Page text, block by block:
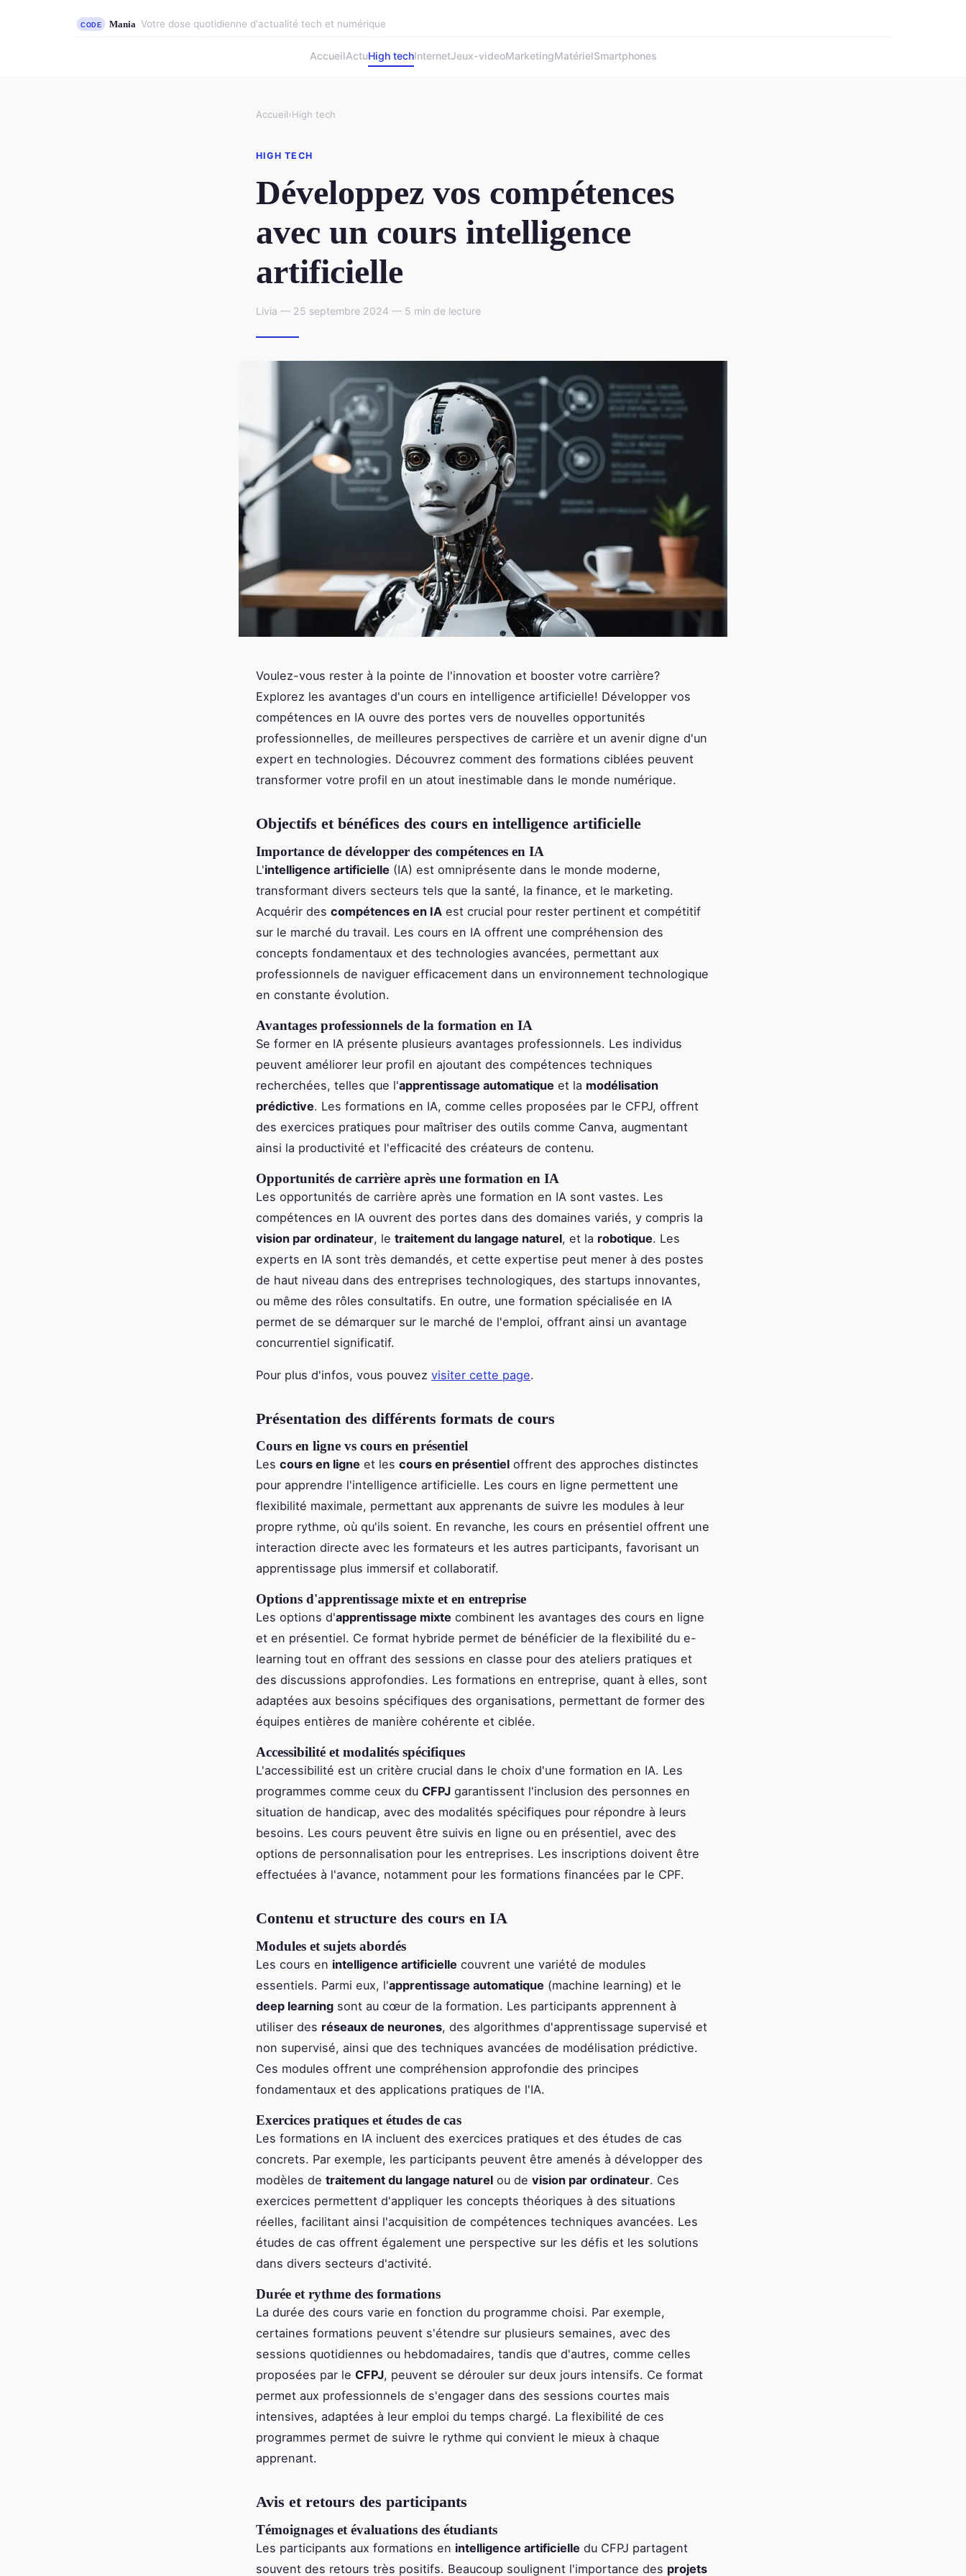
Votre dose quotidienne d'actualité tech et numérique
AccueilActuHigh techInternetJeux-videoMarketingMatérielSmartphones
Accueil›High tech
HIGH TECH
Développez vos compétences
avec un cours intelligence
artificielle
Livia — 25 septembre 2024 — 5 min de lecture
Voulez-vous rester à la pointe de l'innovation et booster votre carrière?
Explorez les avantages d'un cours en intelligence artificielle! Développer vos
compétences en IA ouvre des portes vers de nouvelles opportunités
professionnelles, de meilleures perspectives de carrière et un avenir digne d'un
expert en technologies. Découvrez comment des formations ciblées peuvent
transformer votre profil en un atout inestimable dans le monde numérique.
Objectifs et bénéfices des cours en intelligence artificielle
Importance de développer des compétences en IA
L'intelligence artificielle (IA) est omniprésente dans le monde moderne,
transformant divers secteurs tels que la santé, la finance, et le marketing.
Acquérir des compétences en IA est crucial pour rester pertinent et compétitif
sur le marché du travail. Les cours en IA offrent une compréhension des
concepts fondamentaux et des technologies avancées, permettant aux
professionnels de naviguer efficacement dans un environnement technologique
en constante évolution.
Avantages professionnels de la formation en IA
Se former en IA présente plusieurs avantages professionnels. Les individus
peuvent améliorer leur profil en ajoutant des compétences techniques
recherchées, telles que l'apprentissage automatique et la modélisation
prédictive. Les formations en IA, comme celles proposées par le CFPJ, offrent
des exercices pratiques pour maîtriser des outils comme Canva, augmentant
ainsi la productivité et l'efficacité des créateurs de contenu.
Opportunités de carrière après une formation en IA
Les opportunités de carrière après une formation en IA sont vastes. Les
compétences en IA ouvrent des portes dans des domaines variés, y compris la
vision par ordinateur, le traitement du langage naturel, et la robotique. Les
experts en IA sont très demandés, et cette expertise peut mener à des postes
de haut niveau dans des entreprises technologiques, des startups innovantes,
ou même des rôles consultatifs. En outre, une formation spécialisée en IA
permet de se démarquer sur le marché de l'emploi, offrant ainsi un avantage
concurrentiel significatif.
Pour plus d'infos, vous pouvez visiter cette page.
Présentation des différents formats de cours
Cours en ligne vs cours en présentiel
Les cours en ligne et les cours en présentiel offrent des approches distinctes
pour apprendre l'intelligence artificielle. Les cours en ligne permettent une
flexibilité maximale, permettant aux apprenants de suivre les modules à leur
propre rythme, où qu'ils soient. En revanche, les cours en présentiel offrent une
interaction directe avec les formateurs et les autres participants, favorisant un
apprentissage plus immersif et collaboratif.
Options d'apprentissage mixte et en entreprise
Les options d'apprentissage mixte combinent les avantages des cours en ligne
et en présentiel. Ce format hybride permet de bénéficier de la flexibilité du e-
learning tout en offrant des sessions en classe pour des ateliers pratiques et
des discussions approfondies. Les formations en entreprise, quant à elles, sont
adaptées aux besoins spécifiques des organisations, permettant de former des
équipes entières de manière cohérente et ciblée.
Accessibilité et modalités spécifiques
L'accessibilité est un critère crucial dans le choix d'une formation en IA. Les
programmes comme ceux du CFPJ garantissent l'inclusion des personnes en
situation de handicap, avec des modalités spécifiques pour répondre à leurs
besoins. Les cours peuvent être suivis en ligne ou en présentiel, avec des
options de personnalisation pour les entreprises. Les inscriptions doivent être
effectuées à l'avance, notamment pour les formations financées par le CPF.
Contenu et structure des cours en IA
Modules et sujets abordés
Les cours en intelligence artificielle couvrent une variété de modules
essentiels. Parmi eux, l'apprentissage automatique (machine learning) et le
deep learning sont au cœur de la formation. Les participants apprennent à
utiliser des réseaux de neurones, des algorithmes d'apprentissage supervisé et
non supervisé, ainsi que des techniques avancées de modélisation prédictive.
Ces modules offrent une compréhension approfondie des principes
fondamentaux et des applications pratiques de l'IA.
Exercices pratiques et études de cas
Les formations en IA incluent des exercices pratiques et des études de cas
concrets. Par exemple, les participants peuvent être amenés à développer des
modèles de traitement du langage naturel ou de vision par ordinateur. Ces
exercices permettent d'appliquer les concepts théoriques à des situations
réelles, facilitant ainsi l'acquisition de compétences techniques avancées. Les
études de cas offrent également une perspective sur les défis et les solutions
dans divers secteurs d'activité.
Durée et rythme des formations
La durée des cours varie en fonction du programme choisi. Par exemple,
certaines formations peuvent s'étendre sur plusieurs semaines, avec des
sessions quotidiennes ou hebdomadaires, tandis que d'autres, comme celles
proposées par le CFPJ, peuvent se dérouler sur deux jours intensifs. Ce format
permet aux professionnels de s'engager dans des sessions courtes mais
intensives, adaptées à leur emploi du temps chargé. La flexibilité de ces
programmes permet de suivre le rythme qui convient le mieux à chaque
apprenant.
Avis et retours des participants
Témoignages et évaluations des étudiants
Les participants aux formations en intelligence artificielle du CFPJ partagent
souvent des retours très positifs. Beaucoup soulignent l'importance des projets